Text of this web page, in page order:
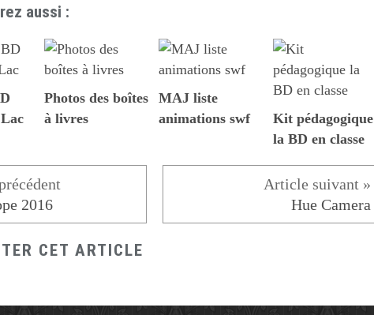
aussi :
Photos des boîtes
à livres
MAJ liste
animations swf
Kit pédagogique
la BD en classe
2016 Hue Camera
CET ARTICLE